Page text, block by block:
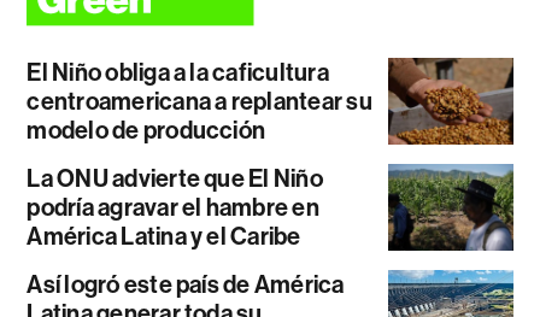
El Niño obliga a la caficultura
centroamericana a replantear su
modelo de producción
La ONU advierte que El Niño
podría agravar el hambre en
América Latina y el Caribe
Así logró este país de América